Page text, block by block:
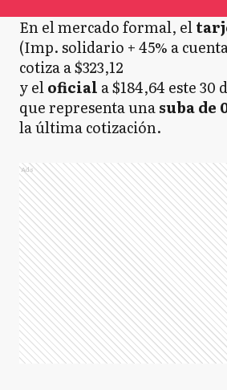
En el mercado formal, el
(Imp. solidario + 45% a
cotiza a $323,12
y eloficial a $184,64 este
que representa unasuba de
la última cotización.
Ads